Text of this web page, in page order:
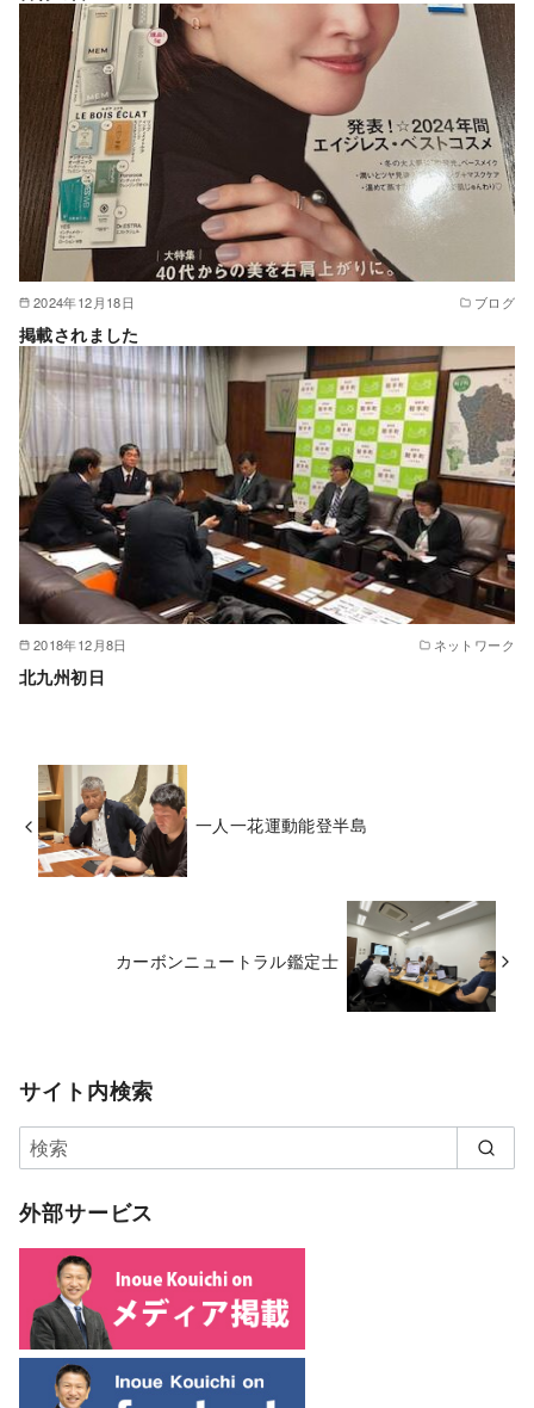
2024年12月18日 ブログ
掲載されました
2018年12月8日 ネットワーク
北九州初日
一人一花運動能登半島
カーボンニュートラル鑑定士
サイト内検索
外部サービス